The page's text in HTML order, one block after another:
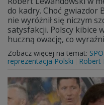
do kadry. Choć gwiazdor
nie wyróżnił się niczym
satysfakcji. Polscy kibice
huczną owację, co
Zobacz więcej na temat:
reprezentacja Polski
Robert